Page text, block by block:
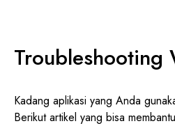
Troubleshooting
Kadang aplikasi yang Anda
Berikut artikel yang bisa